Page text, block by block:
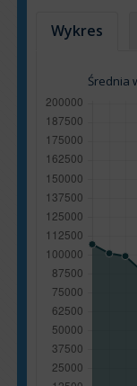
Wykres
Średnia